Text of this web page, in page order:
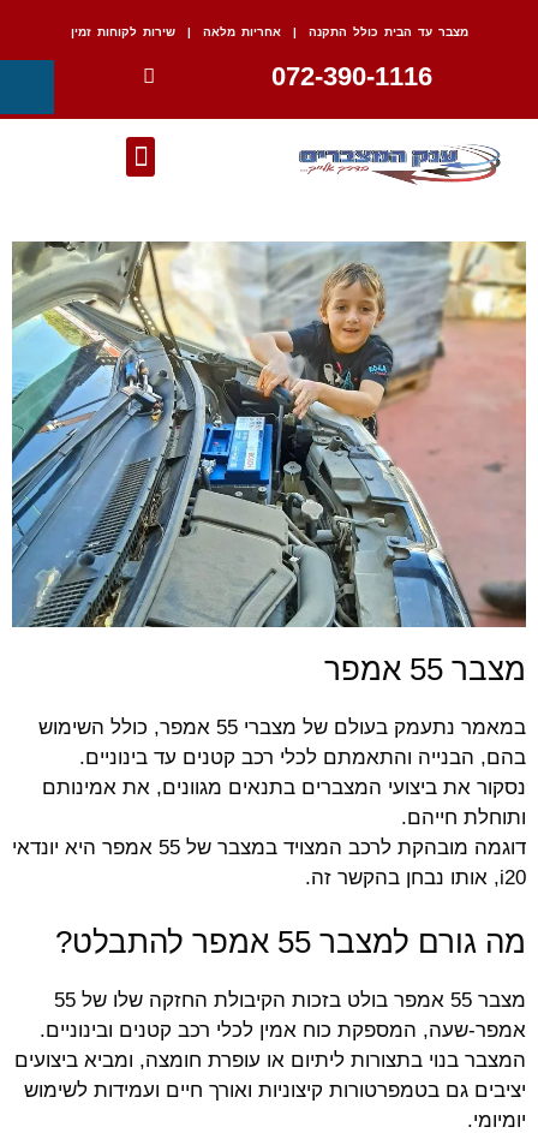
מצבר עד הבית כולל התקנה | אחריות מלאה | שירות לקוחות זמין
072-390-1116
מצבר 55 אמפר
במאמר נתעמק בעולם של מצברי 55 אמפר, כולל השימוש
בהם, הבנייה והתאמתם לכלי רכב קטנים עד בינוניים.
נסקור את ביצועי המצברים בתנאים מגוונים, את אמינותם
ותוחלת חייהם.
דוגמה מובהקת לרכב המצויד במצבר של 55 אמפר היא יונדאי
i20, אותו נבחן בהקשר זה.
מה גורם למצבר 55 אמפר להתבלט?
מצבר 55 אמפר בולט בזכות הקיבולת החזקה שלו של 55
אמפר-שעה, המספקת כוח אמין לכלי רכב קטנים ובינוניים.
המצבר בנוי בתצורות ליתיום או עופרת חומצה, ומביא ביצועים
יציבים גם בטמפרטורות קיצוניות ואורך חיים ועמידות לשימוש
יומיומי.